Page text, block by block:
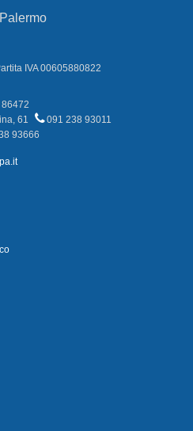
IVA 00605880822
61
091 238 93011
93666